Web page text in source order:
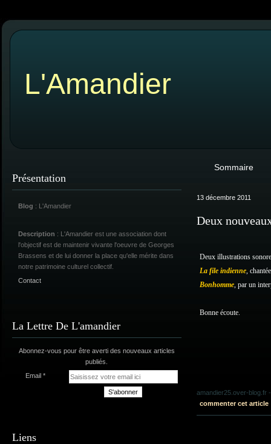
L'Amandier
Présentation
Blog : L'Amandier
Description : L'Amandier est une association dont
l'objectif est de maintenir vivante l'oeuvre de Georges
Brassens et de lui donner la place qu'elle mérite dans
notre patrimoine culturel collectif.
Contact
La Lettre De L'amandier
Abonnez-vous pour être averti des nouveaux articles
publiés.
Email
Liens
Sommaire
13 décembre 2011
Deux
Deux illustrations
La file indienne,
Bonhomme, par un
Bonne écoute.
amandier25.over-blog.fr -
commenter cet article